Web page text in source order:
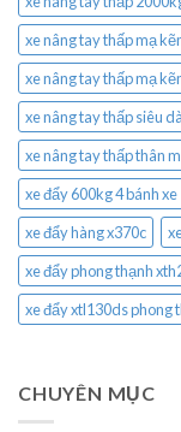
xe nâng tay thấp mạ
xe nâng tay thấp mạ
xe nâng tay thấp siêu
xe nâng tay thấp thân
xe đẩy 600kg 4 bánh xe
xe đẩy hàng x370c
xe đẩy phong thạnh
xe đẩy xtl130ds phong
CHUYÊN MỤC